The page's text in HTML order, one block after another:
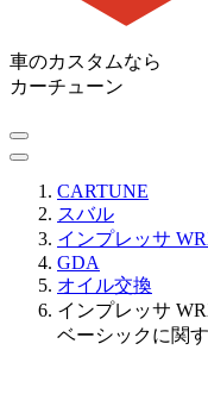
車のカスタムなら
カーチューン
CARTUNE
スバル
インプレッサ
GDA
オイル交換
インプレッサ
ベーシックに関